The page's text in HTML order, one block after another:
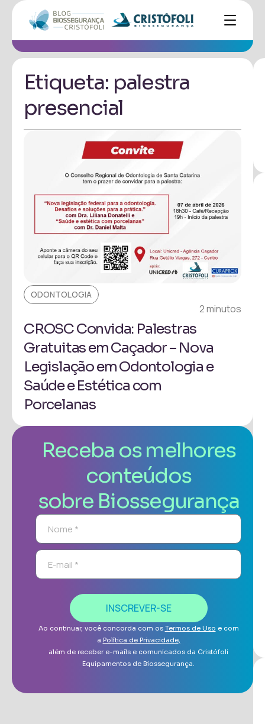
Etiqueta: palestra
presencial
ODONTOLOGIA
2 minutos
CROSC Convida: Palestras
Gratuitas em Caçador – Nova
Legislação em Odontologia e
Saúde e Estética com
Porcelanas
Receba os melhores
conteúdos
sobre Biossegurança
INSCREVER-SE
Ao continuar, você concorda com os Termos de Uso e com
a Política de Privacidade,
além de receber e-mails e comunicados da Cristófoli
Equipamentos de Biossegurança.